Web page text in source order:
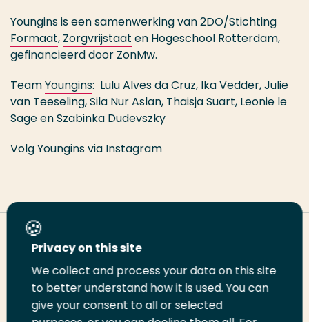
Youngins is een samenwerking van2DO/Stichting
Formaat, Zorgvrijstaat en Hogeschool Rotterdam,
gefinancieerd door ZonMw.
TeamYoungins: Lulu Alves da Cruz, Ika Vedder, Julie
van Teeseling, Sila Nur Aslan, Thaisja Suart, Leonie le
Sage en Szabinka Dudevszky
VolgYoungins via Instagram
Deel deze pagina
DeelDeel
op
Deel
op
Email
deze
Print
deze
Privacy on this site
We collect and process your data on this site
to better understand how it is used. You can
give your consent to all or selected